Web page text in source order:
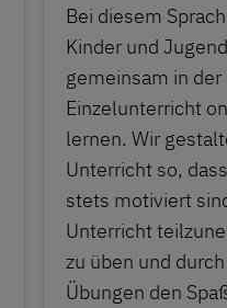
Bei diesem
Kinder und
gemeinsam in
Einzelunterricht
lernen. Wir
Unterricht so,
stets motiviert
Unterricht
zu üben und
Übungen den